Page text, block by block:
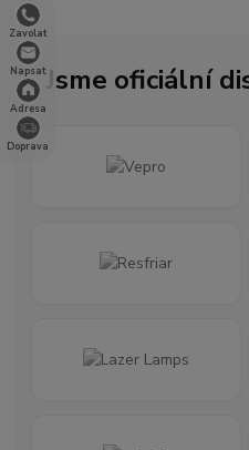
Zavolat
Napsat
Adresa
Doprava
Jsme oficiální